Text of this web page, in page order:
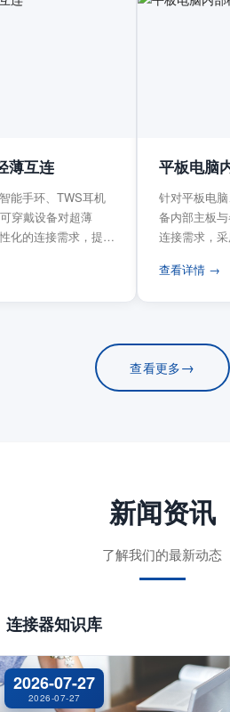
薄互连
能手环、TWS耳机
穿戴设备对超薄
化的连接需求，提供
平板电脑
针对平板电
备内部主板
连接需求，
查看详情 →
查看更多→
新闻资讯
了解我们的最新动态
连接器知识库
2026-07-27
2026-07-27